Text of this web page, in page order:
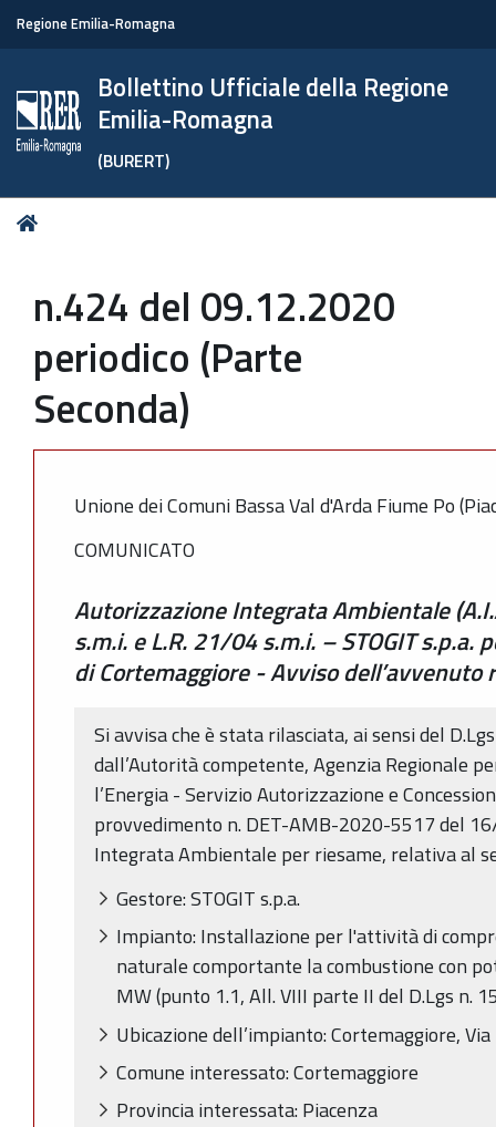
Regione Emilia-Romagna
Bollettino Ufficiale della Regione
Emilia-Romagna
(BURERT)
Tu
n.424 del 09.12.2020
periodico (Parte
Seconda)
Unione dei Comuni Bassa Val d'Arda Fiume Po
COMUNICATO
Autorizzazione Integrata Ambientale
s.m.i. e L.R. 21/04 s.m.i. – STOGIT s.p.a.
di Cortemaggiore - Avviso dell’avvenuto
Si avvisa che è stata rilasciata, ai sensi del
dall’Autorità competente, Agenzia Regionale
l’Energia - Servizio Autorizzazione e
provvedimento n. DET-AMB-2020-5517 del
Integrata Ambientale per riesame, relativa al
Gestore: STOGIT s.p.a.
Impianto: Installazione per l'attività di
naturale comportante la combustione con
MW (punto 1.1, All. VIII parte II del D.Lgs n.
Ubicazione dell’impianto: Cortemaggiore, Via
Comune interessato: Cortemaggiore
Provincia interessata: Piacenza